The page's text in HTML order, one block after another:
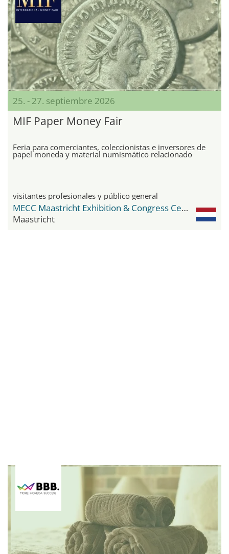
25. - 27. septiembre 2026
MIF Paper Money Fair
Feria para comerciantes, coleccionistas e inversores de
papel moneda y material numismático relacionado
visitantes profesionales y público general
MECC Maastricht Exhibition & Congress Center
Maastricht